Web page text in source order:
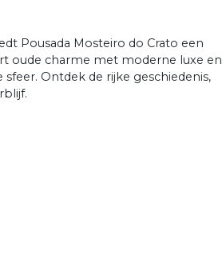
Pousada Mosteiro do Crato een
oude charme met moderne luxe en
Ontdek de rijke geschiedenis,